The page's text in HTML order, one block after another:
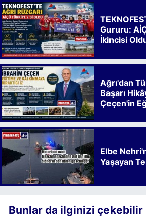
Gururu:
İkincisi
Ağrı'dan
Başarı
Çeçen'in
Elbe
Yaşayan
Bunlar da ilginizi çekebilir